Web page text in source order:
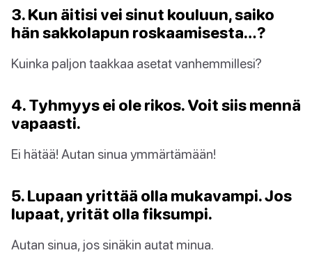
3. Kun äitisi vei sinut kouluun, saiko
hän sakkolapun roskaamisesta…?
Kuinka paljon taakkaa asetat vanhemmillesi?
4. Tyhmyys ei ole rikos. Voit siis mennä
vapaasti.
Ei hätää! Autan sinua ymmärtämään!
5. Lupaan yrittää olla mukavampi. Jos
lupaat, yrität olla fiksumpi.
Autan sinua, jos sinäkin autat minua.